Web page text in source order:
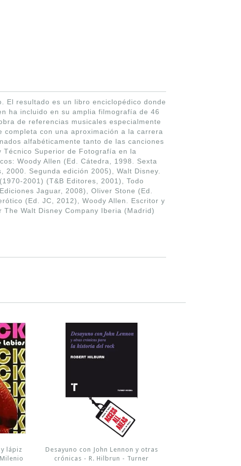
El resultado es un libro enciclopédico donde
ha incluido en su amplia filmografía de 46
de referencias musicales especialmente
con una aproximación a la carrera
alfabéticamente tanto de las canciones
Superior de Fotografía en la
Woody Allen (Ed. Cátedra, 1998. Sexta
Segunda edición 2005), Walt Disney.
2001) (T&B Editores, 2001), Todo
Jaguar, 2008), Oliver Stone (Ed.
(Ed. JC, 2012), Woody Allen. Escritor y
Walt Disney Company Iberia (Madrid)
lápiz
Desayuno con John Lennon y otras
crónicas - R. Hilbrun - Turner